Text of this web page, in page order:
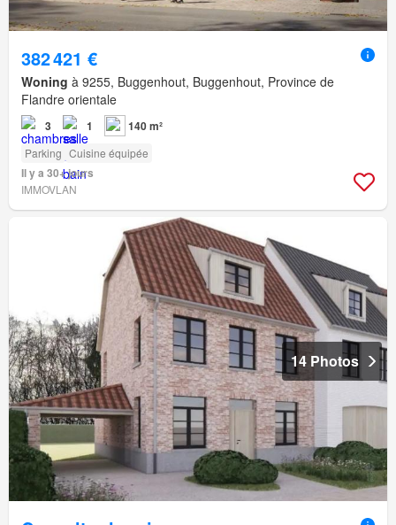
382 421 €
Woning à 9255, Buggenhout, Buggenhout, Province de
Flandre orientale
3 1 140 m²
Parking Cuisine équipée
Il y a 30+ jours
IMMOVLAN
14 Photos